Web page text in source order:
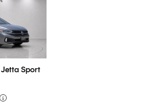
Sport